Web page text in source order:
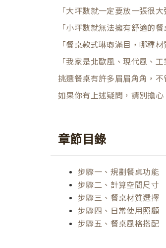
「大坪數就一定要放一張很大
「小坪數就無法擁有舒適的餐
「餐桌款式琳瑯滿目，哪種
「我家是北歐風、現代風、
挑選餐桌有許多眉眉角角，
如果你有上述疑問，請別擔
章節目錄
步驟一、規劃餐桌功能
步驟二、計算空間尺寸
步驟三、餐桌材質選擇
步驟四、日常使用照顧
步驟五、餐桌風格搭配